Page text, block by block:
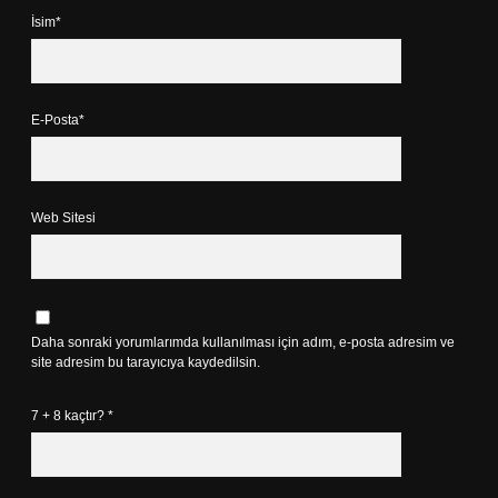
İsim*
E-Posta*
Web Sitesi
Daha sonraki yorumlarımda kullanılması için adım, e-posta adresim ve
site adresim bu tarayıcıya kaydedilsin.
7 + 8 kaçtır? *